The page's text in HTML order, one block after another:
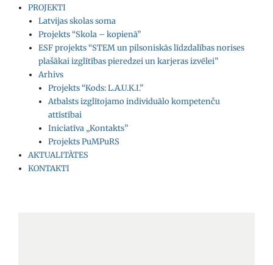
PROJEKTI
Latvijas skolas soma
Projekts “Skola – kopienā”
ESF projekts “STEM un pilsoniskās līdzdalības norises
plašākai izglītības pieredzei un karjeras izvēlei”
Arhivs
Projekts “Kods: L.A.U.K.I.”
Atbalsts izglītojamo individuālo kompetenču
attīstībai
Iniciatīva „Kontakts”
Projekts PuMPuRS
AKTUALITĀTES
KONTAKTI